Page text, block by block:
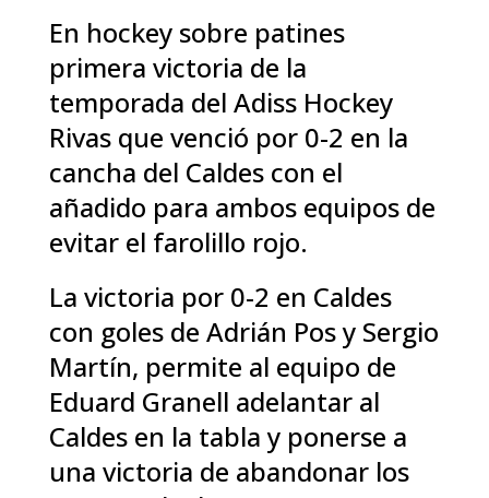
En hockey sobre patines
primera victoria de la
temporada del Adiss Hockey
Rivas que venció por 0-2 en la
cancha del Caldes con el
añadido para ambos equipos de
evitar el farolillo rojo.
La victoria por 0-2 en Caldes
con goles de Adrián Pos y Sergio
Martín, permite al equipo de
Eduard Granell adelantar al
Caldes en la tabla y ponerse a
una victoria de abandonar los